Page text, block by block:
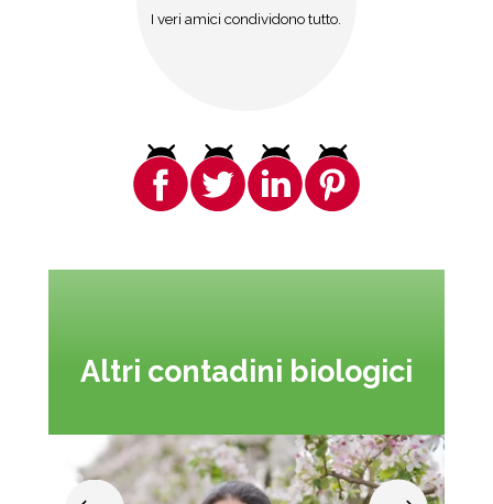
I veri amici condividono tutto.
Altri contadini biologici